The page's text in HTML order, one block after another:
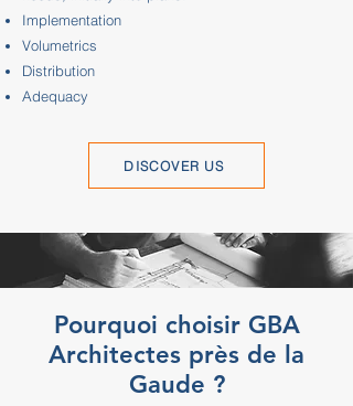
Implementation
Volumetrics
Distribution
Adequacy
DISCOVER US
Pourquoi choisir GBA
Architectes près de la
Gaude ?